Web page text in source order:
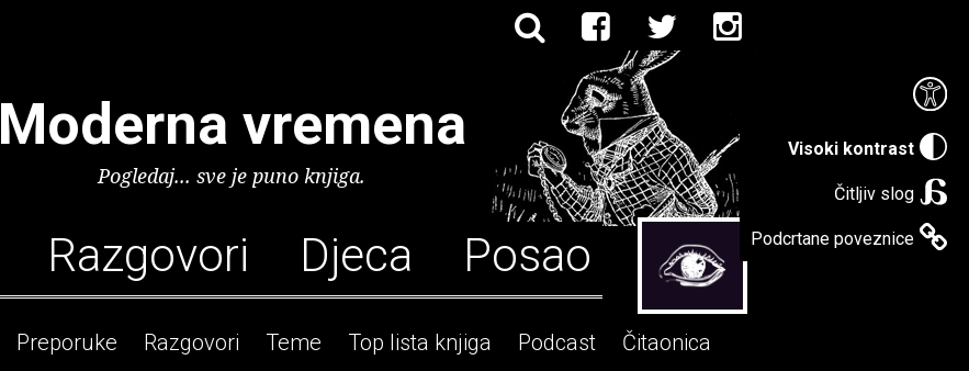
Visoki kontrast
Čitljiv slog
Podcrtane poveznice
Moderna vremena
Pogledaj... sve je puno knjiga.
Razgovori Djeca Posao
Preporuke Razgovori Teme Top lista knjiga Podcast Čitaonica